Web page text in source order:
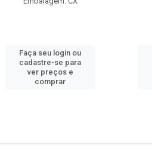
Faça seu login ou
cadastre-se para
ver preços e
comprar